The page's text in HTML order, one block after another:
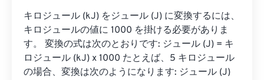
キロジュール (kJ) をジュール (J) に変換するには、
キロジュールの値に 1000 を掛ける必要がありま
す。 変換の式は次のとおりです: ジュール (J) = キ
ロジュール (kJ) x 1000 たとえば、5 キロジュール
の場合、変換は次のようになります: ジュール (J)